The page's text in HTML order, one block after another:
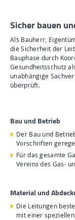
Sicher bauen
Als Bauherr,
die Sicherheit der
Bauphase durch
Gesundheitsschutz
unabhängige
überprüft.
Bau und Betrieb
Der Bau und
Vorschriften
Für das gesamte
Vereins des Gas-
Material und
Die Leitungen
mit einer